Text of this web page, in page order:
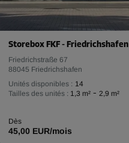
Storebox FKF - Friedrichshafen
Friedrichstraße 67
88045 Friedrichshafen
Unités disponibles : 14
Tailles des unités : 1,3 m² - 2,9 m²
Dès
45,00 EUR/mois